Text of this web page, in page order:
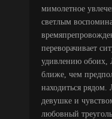
мимолетное
светлым
переворачивает
удивлению обоих,
ближе, чем
находиться рядом.
девушке и
любовный